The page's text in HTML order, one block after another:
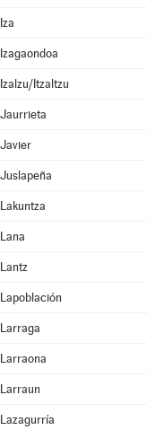
Iza
Izagaondoa
Izalzu/Itzaltzu
Jaurrieta
Javier
Juslapeña
Lakuntza
Lana
Lantz
Lapoblación
Larraga
Larraona
Larraun
Lazagurría